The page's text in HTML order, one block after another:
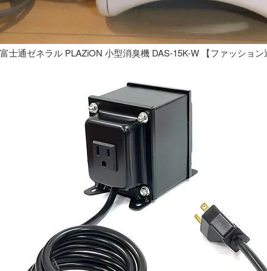
富士通ゼネラル PLAZiON 小型消臭機 DAS-15K-W 【ファッション